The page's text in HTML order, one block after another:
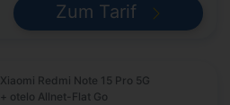
Zum Tarif
Xiaomi Redmi Note 15 Pro 5G
+ otelo Allnet-Flat Go